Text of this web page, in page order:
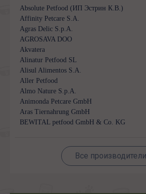
Absolute Petfood (ИП Эстрин К.В.)
Affinity Petcare S.A.
Agras Delic S.p.A.
AGROSAVA DOO
Akvatera
Alinatur Petfood SL
Alisul Alimentos S.A.
Aller Petfood
Almo Nature S.p.A.
Animonda Petcare GmbH
Aras Tiernahrung GmbH
BEWITAL petfood GmbH & Co. KG
Все производители